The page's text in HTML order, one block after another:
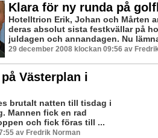
Klara för ny runda på
Hotelltrion Erik, Johan och Mårten
deras absolut sista festkvällar på
juldagen och annandagen. Nu
29 december 2008 klockan 09:56 av
Västerplan i
brutalt natten till tisdag i
Mannen fick en rad
och fick föras till ...
av Fredrik Norman